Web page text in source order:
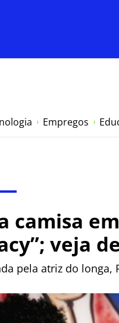
Empregos
camisa
veja
pela atriz do